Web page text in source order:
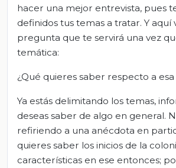
hacer una mejor entrevista, pues
definidos tus temas a tratar. Y aquí
pregunta que te servirá una vez
temática:
¿Qué quieres saber respecto a
Ya estás delimitando los temas,
deseas saber de algo en general.
refiriendo a una anécdota en
quieres saber los inicios de la
características en ese entonces;